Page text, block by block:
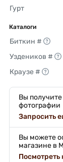
Гурт
Каталоги
Биткин #
Уздеников #
Краузе #
Вы
фотографии
Запросить
Вы можете
магазине в
Посмотреть